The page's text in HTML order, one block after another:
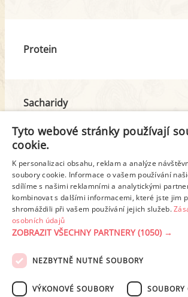
Protein
Sacharidy
z toho cukr
Tuk
z toho nas. mastné kyseliny
Detailní rozpis
PODMÍNKY UŽITÍ ZÁSADY OCHRANY OSOBNÍCH
Tyto webové stránky používají
cookie.
K personalizaci obsahu, reklam a analýze
soubory cookie. Informace o vašem používání
sdílíme s našimi reklamními a analytickými
kombinovat s dalšími informacemi, které jste jim
shromáždili při vašem používání jejich služeb.
osobních údajů
ZOBRAZIT VŠECHNY PARTNERY(1050) →
NEZBYTNĚ NUTNÉ SOUBORY
VÝKONOVÉ SOUBORY SOUBORY